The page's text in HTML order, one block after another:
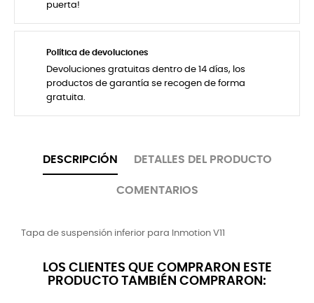
puerta!
Política de devoluciones
Devoluciones gratuitas dentro de 14 días, los
productos de garantía se recogen de forma
gratuita.
DESCRIPCIÓN DETALLES DEL PRODUCTO
COMENTARIOS
Tapa de suspensión inferior para Inmotion V11
LOS CLIENTES QUE COMPRARON ESTE
PRODUCTO TAMBIÉN COMPRARON: